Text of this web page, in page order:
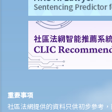
判決摘要2：租客未按時支付租金
的 (Luvpa Ltd 訴 Honor City HK
使用或佔用出租物業的一般守則
1. 為何必須確定物業的主要用途，
及如何確定？
為會否影響我作為業主的權益或使
進行刑事性的活動，我可能會面對
重要事項
社區法網提供的資料只供初步參考